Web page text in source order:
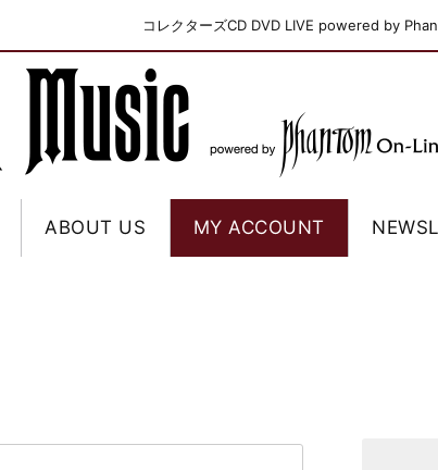
コレクターズCD DVD LIVE powered by
ABOUT US MY ACCOUNT